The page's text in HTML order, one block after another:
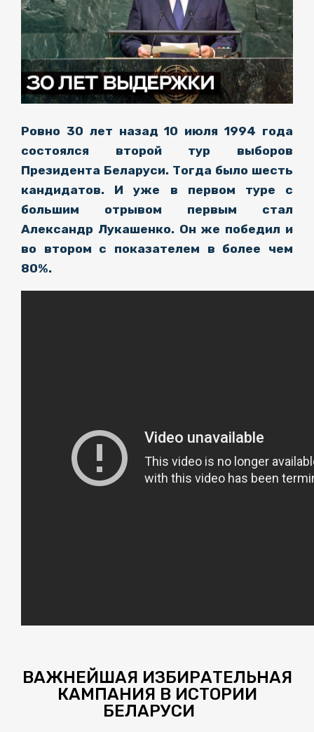
Ровно 30 лет назад 10 июля 1994 года
состоялся второй тур выборов
Президента Беларуси. Тогда было шесть
кандидатов. И уже в первом туре с
большим отрывом первым стал
Александр Лукашенко. Он же победил и
во втором с показателем в более чем
80%.
ВАЖНЕЙШАЯ ИЗБИРАТЕЛЬНАЯ
КАМПАНИЯ В ИСТОРИИ
БЕЛАРУСИ